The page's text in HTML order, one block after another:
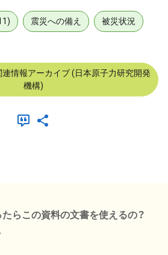
震災への備え 被災状況
情報アーカイブ (日本原子力研究開発
機構)
たらこの資料の文書を使えるの？